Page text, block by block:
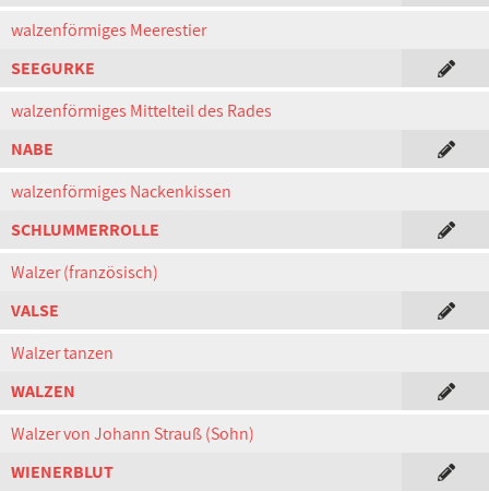
walzenförmiges Meerestier
SEEGURKE
walzenförmiges Mittelteil des Rades
NABE
walzenförmiges Nackenkissen
SCHLUMMERROLLE
Walzer (französisch)
VALSE
Walzer tanzen
WALZEN
Walzer von Johann Strauß (Sohn)
WIENERBLUT